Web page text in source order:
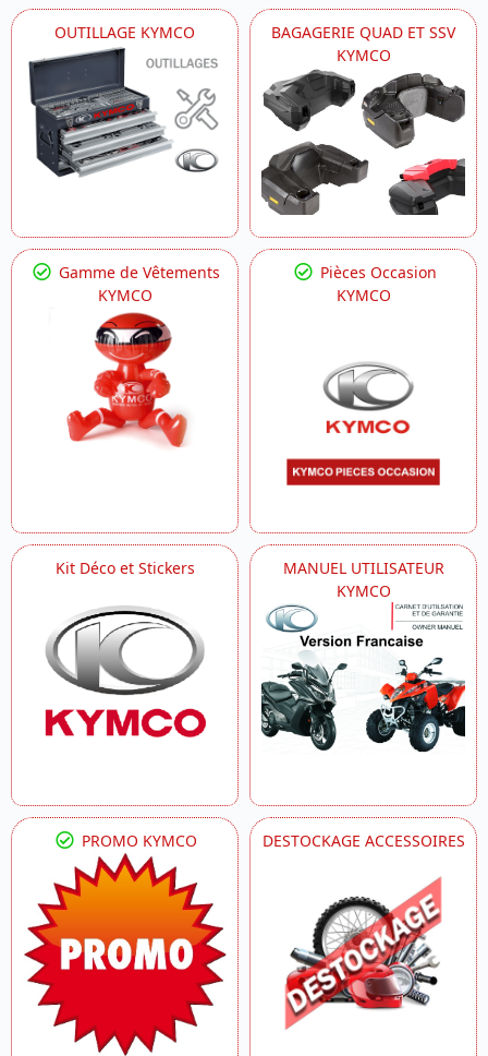
OUTILLAGE KYMCO
BAGAGERIE QUAD ET SSV
KYMCO
Gamme de Vêtements
KYMCO
Pièces Occasion
KYMCO
Kit Déco et Stickers
MANUEL UTILISATEUR
KYMCO
PROMO KYMCO DESTOCKAGE ACCESSOIRES